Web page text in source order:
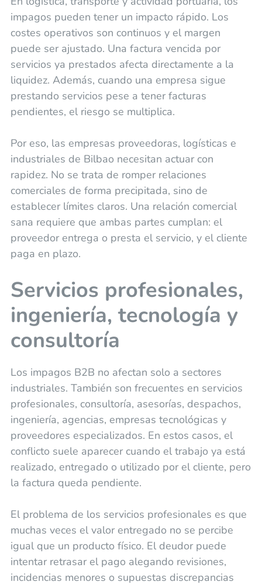
impagos pueden tener un impacto rápido. Los
costes operativos son continuos y el margen
puede ser ajustado. Una factura vencida por
servicios ya prestados afecta directamente a la
liquidez. Además, cuando una empresa sigue
prestando servicios pese a tener facturas
pendientes, el riesgo se multiplica.
Por eso, las empresas proveedoras, logísticas e
industriales de Bilbao necesitan actuar con
rapidez. No se trata de romper relaciones
comerciales de forma precipitada, sino de
establecer límites claros. Una relación comercial
sana requiere que ambas partes cumplan: el
proveedor entrega o presta el servicio, y el cliente
paga en plazo.
Servicios profesionales,
ingeniería, tecnología y
consultoría
Los impagos B2B no afectan solo a sectores
industriales. También son frecuentes en servicios
profesionales, consultoría, asesorías, despachos,
ingeniería, agencias, empresas tecnológicas y
proveedores especializados. En estos casos, el
conflicto suele aparecer cuando el trabajo ya está
realizado, entregado o utilizado por el cliente, pero
la factura queda pendiente.
El problema de los servicios profesionales es que
muchas veces el valor entregado no se percibe
igual que un producto físico. El deudor puede
intentar retrasar el pago alegando revisiones,
incidencias menores o supuestas discrepancias